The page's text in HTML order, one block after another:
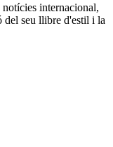
internacional,
del seu llibre d'estil i la